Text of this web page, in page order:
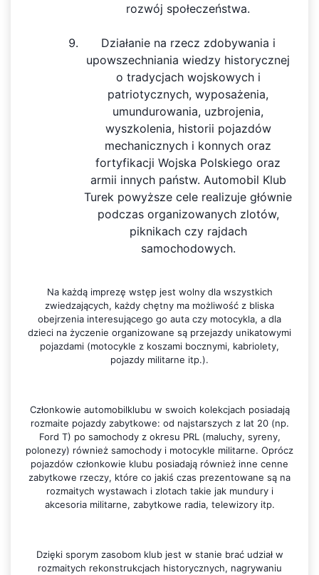
rozwój społeczeństwa.
Działanie na rzecz zdobywania i
upowszechniania wiedzy historycznej
o tradycjach wojskowych i
patriotycznych, wyposażenia,
umundurowania, uzbrojenia,
wyszkolenia, historii pojazdów
mechanicznych i konnych oraz
fortyfikacji Wojska Polskiego oraz
armii innych państw. Automobil Klub
Turek powyższe cele realizuje głównie
podczas organizowanych zlotów,
piknikach czy rajdach
samochodowych.
Na każdą imprezę wstęp jest wolny dla wszystkich
zwiedzających, każdy chętny ma możliwość z bliska
obejrzenia interesującego go auta czy motocykla, a dla
dzieci na życzenie organizowane są przejazdy unikatowymi
pojazdami (motocykle z koszami bocznymi, kabriolety,
pojazdy militarne itp.).
Członkowie automobilklubu w swoich kolekcjach posiadają
rozmaite pojazdy zabytkowe: od najstarszych z lat 20 (np.
Ford T) po samochody z okresu PRL (maluchy, syreny,
polonezy) również samochody i motocykle militarne. Oprócz
pojazdów członkowie klubu posiadają również inne cenne
zabytkowe rzeczy, które co jakiś czas prezentowane są na
rozmaitych wystawach i zlotach takie jak mundury i
akcesoria militarne, zabytkowe radia, telewizory itp.
Dzięki sporym zasobom klub jest w stanie brać udział w
rozmaitych rekonstrukcjach historycznych, nagrywaniu